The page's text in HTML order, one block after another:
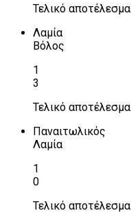
Τελικό αποτέλεσμα
Λαμία
Βόλος
1
3
Τελικό αποτέλεσμα
Παναιτωλικός
Λαμία
1
0
Τελικό αποτέλεσμα